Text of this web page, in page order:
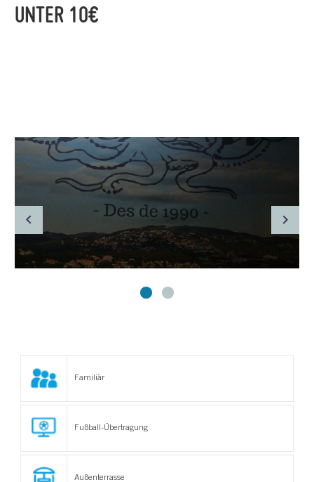
UNTER 10€
Familiär
Fußball-Übertragung
Außenterrasse